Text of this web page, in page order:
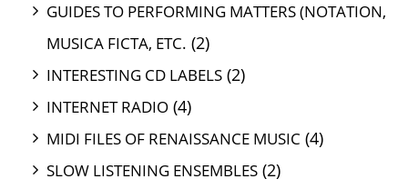
GUIDES TO PERFORMING MATTERS (NOTATION,
MUSICA FICTA, ETC. (2)
INTERESTING CD LABELS (2)
INTERNET RADIO (4)
MIDI FILES OF RENAISSANCE MUSIC (4)
SLOW LISTENING ENSEMBLES (2)